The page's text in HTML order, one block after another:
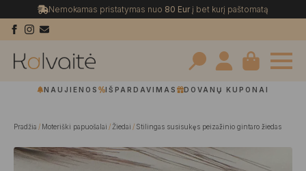
Nemokamas pristatymas nuo 80 Eurį bet kurį paštomatą
Search
NAUJIENOS IŠPARDAVIMAS DOVANŲ KUPONAI
Pradžia Moteriški papuošalai Žiedai Stilingas susisukęs peizažinio gintaro žiedas